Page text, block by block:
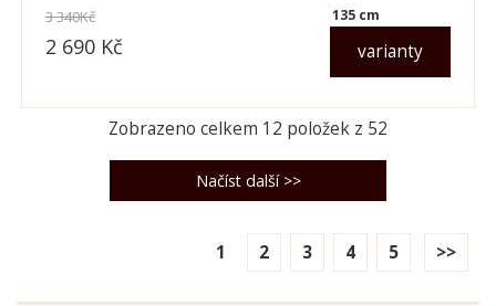
varianty
135 cm
2 690 Kč
3 340Kč
Zobrazeno celkem 12 položek z 52
1 2 3 4 5 >>